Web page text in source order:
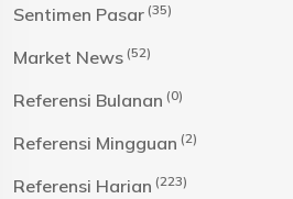
Sentimen Pasar (35)
Market News (52)
Referensi Bulanan (0)
Referensi Mingguan (2)
Referensi Harian (223)